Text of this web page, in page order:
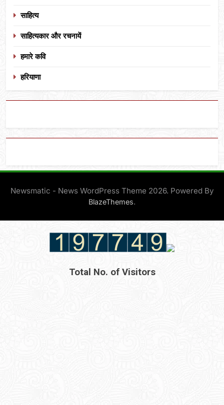
साहित्य
साहित्यकार और रचनायें
हमारे कवि
हरियाणा
Newsmatic - News WordPress Theme 2026. Powered By
BlazeThemes.
Total No. of Visitors